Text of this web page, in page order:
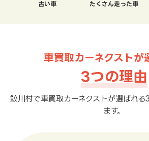
古い車 たくさん走った車
車買取カーネクストが
3つの理由
鮫川村で車買取カーネクストが選ばれる
ます。